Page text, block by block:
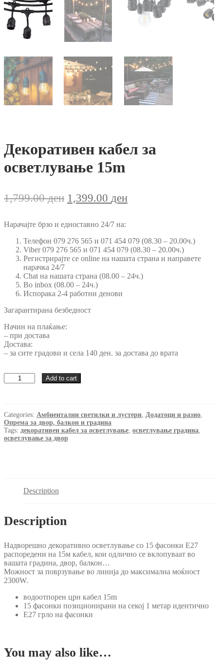
Декоративен кабел за
осветлување 15m
1,799.00ден Original
was:
1,799.00 ден.
1,399.00 денCurrent
1,399.00 ден.
Нарачајте брзо и едноставно 24/7 на:
Телефон 079 276 565 и 071 454 079 (08.30 – 20.00ч.)
Viber 079 276 565 и 071 454 079 (08.30 – 20.00ч.)
Регистрирајте се online на нашата страна и направете
нарачка 24/7
Chat на нашата страна (08.00 – 24ч.)
Во inbox (08.00 – 24ч.)
Испорака 2-4 работни денови
Загарантирана безбедност
Начин на плаќање:
– при достава
Достава:
– за сите градови и села 140 ден. за достава до врата
Декоративен
кабел
15m
quantity
Add to cart
Categories: Амбиентални светилки и лустери Додатоци и разно
Опрема за двор, балкон и градина
Tags: декоративен кабел за осветлување осветлување градина
осветлување за двор
Description
Description
Надворешно декоративно осветлување со 15 фасонки Е27
распоредени на 15м кабел, кои одлично се вклопуваат во
вашата градина, двор, балкон…
Можност за поврзување во линија до максимална моќност
2300W.
водоотпорен црн кабел 15m
15 фасонки позиционирани на секој 1 метар идентично
Е27 грло на фасонки
You may also like…